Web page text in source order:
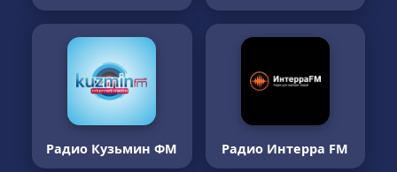
Радио Кузьмин ФМ Радио Интерра FM